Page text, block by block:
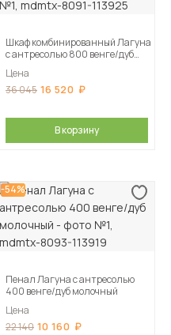
Шкаф комбинированный Лагуна
с антресолью 800 венге/дуб
Цена
36 045 16 520
В корзину
-54%
Пенал Лагуна с антресолью
400 венге/дуб молочный
Цена
22 140 10 160